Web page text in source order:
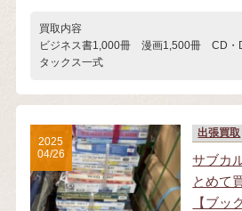
買取内容
ビジネス書1,000冊 漫画1,500冊 CD・
タックス一式
出張買取
サブカ
とめて
【ブッ
2025
04/26